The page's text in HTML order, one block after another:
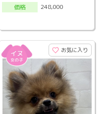
価格
248,000
お気に入り